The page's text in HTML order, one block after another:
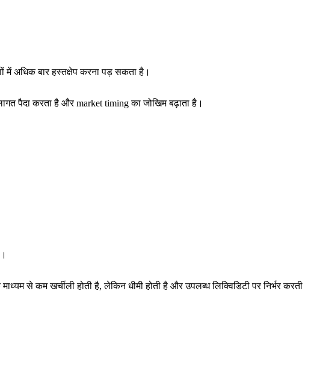
में अधिक बार हस्तक्षेप करना पड़ सकता है।
पैदा करता है और market timing का जोखिम बढ़ाता है।
से कम खर्चीली होती है, लेकिन धीमी होती है और उपलब्ध लिक्विडिटी पर निर्भर करती